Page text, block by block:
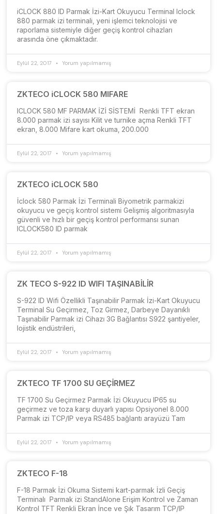
iCLOCK 880 ID Parmak İzi-Kart Okuyucu Terminal Iclock
880 parmak izi terminali, yeni işlemci teknolojisi ve
raporlama sistemiyle diğer geçiş kontrol cihazları
arasında öne çıkmaktadır.
Eylül 22, 2017 Yorum yapılmamış
ZKTECO iCLOCK 580 MIFARE
ICLOCK 580 MF PARMAK İZİ SİSTEMİ Renkli TFT ekran
8.000 parmak izi sayısı Kilit ve turnike açma Renkli TFT
ekran, 8.000 Mifare kart okuma, 200.000
Eylül 22, 2017 Yorum yapılmamış
ZKTECO iCLOCK 580
İclock 580 Parmak İzi Terminali Biyometrik parmakizi
okuyucu ve geçiş kontrol sistemi Gelişmiş algoritmasıyla
güvenli ve hızlı bir geçiş kontrol performansı sunan
ICLOCK580 ID parmak
Eylül 22, 2017 Yorum yapılmamış
ZK TECO S-922 ID WIFI TAŞINABİLİR
S-922 ID Wifi Özellikli Taşınabilir Parmak İzi-Kart Okuyucu
Terminal Su Geçirmez, Toz Girmez, Darbeye Dayanıklı
Taşınabilir Parmak izi Cihazı 3G Bağlantısı S922 şantiyeler,
lojistik endüstrileri,
Eylül 22, 2017 Yorum yapılmamış
ZKTECO TF 1700 SU GEÇİRMEZ
TF 1700 Su Geçirmez Parmak İzi Okuyucu IP65 su
geçirmez ve toza karşı duyarlı yapısı Opsiyonel 8.000
Parmak izi TCP/IP veya RS485 bağlantı arayüzü Tam
Eylül 22, 2017 Yorum yapılmamış
ZKTECO F-18
F-18 Parmak İzi Okuma Sistemi kart-parmak İzli Geçiş
Terminalı Parmak izi StandAlone Erişim Kontrol ve Zaman
Kontrol TFT Renkli Ekran İnce ve Şık Tasarım TCP/IP